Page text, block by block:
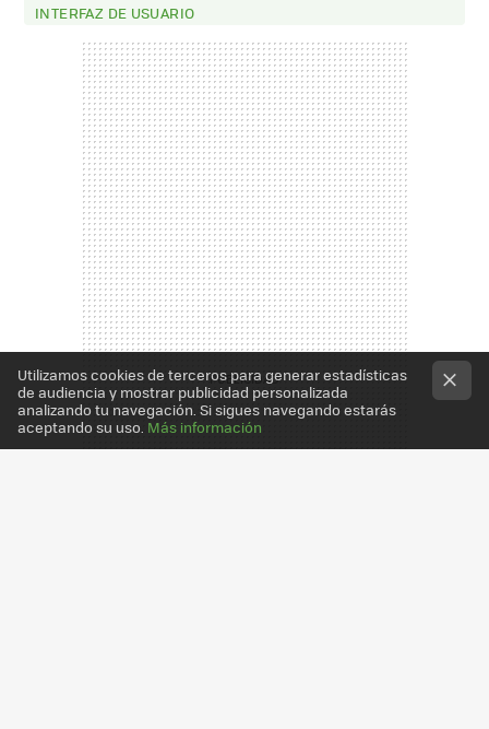
INTERFAZ DE USUARIO
Utilizamos cookies de terceros para generar estadísticas
de audiencia y mostrar publicidad personalizada
analizando tu navegación. Si sigues navegando estarás
aceptando su uso. Más información